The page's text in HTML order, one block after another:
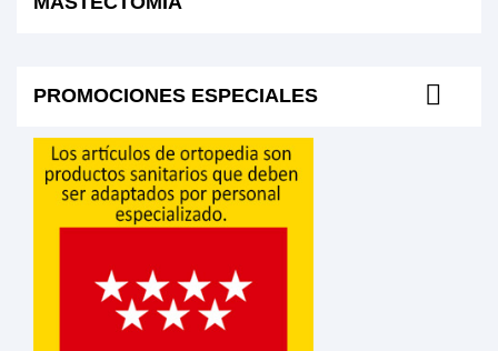
PROMOCIONES ESPECIALES